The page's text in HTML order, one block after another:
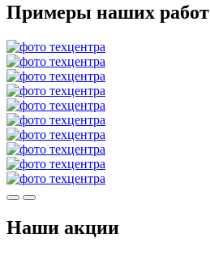
Примеры наших работ
Наши акции